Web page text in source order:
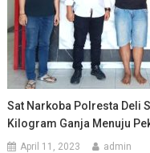
Sat Narkoba Polresta Deli
Kilogram Ganja Menuju
April 11, 2023 admin